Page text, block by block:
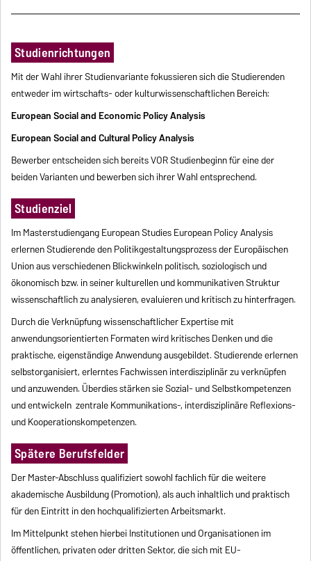
Studienrichtungen
Mit der Wahl ihrer Studienvariante fokussieren sich die Studierenden
entweder im wirtschafts- oder kulturwissenschaftlichen Bereich:
European Social and Economic Policy Analysis
European Social and Cultural Policy Analysis
Bewerber entscheiden sich bereits VOR Studienbeginn für eine der
beiden Varianten und bewerben sich ihrer Wahl entsprechend.
Studienziel
Im Masterstudiengang European Studies European Policy Analysis
erlernen Studierende den Politikgestaltungsprozess der Europäischen
Union aus verschiedenen Blickwinkeln politisch, soziologisch und
ökonomisch bzw. in seiner kulturellen und kommunikativen Struktur
wissenschaftlich zu analysieren, evaluieren und kritisch zu hinterfragen.
Durch die Verknüpfung wissenschaftlicher Expertise mit
anwendungsorientierten Formaten wird kritisches Denken und die
praktische, eigenständige Anwendung ausgebildet. Studierende erlernen
selbstorganisiert, erlerntes Fachwissen interdisziplinär zu verknüpfen
und anzuwenden. Überdies stärken sie Sozial- und Selbstkompetenzen
und entwickeln zentrale Kommunikations-, interdisziplinäre Reflexions-
und Kooperationskompetenzen.
Spätere Berufsfelder
Der Master-Abschluss qualifiziert sowohl fachlich für die weitere
akademische Ausbildung (Promotion), als auch inhaltlich und praktisch
für den Eintritt in den hochqualifizierten Arbeitsmarkt.
Im Mittelpunkt stehen hierbei Institutionen und Organisationen im
öffentlichen, privaten oder dritten Sektor, die sich mit EU-